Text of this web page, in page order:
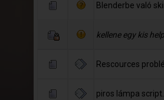
Blenderbe való
kellene egy kis
Rescources
piros lámpa script.